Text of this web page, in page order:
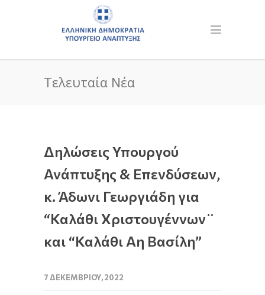
Τελευταία Νέα
Δηλώσεις Υπουργού
Ανάπτυξης & Επενδύσεων,
κ. Άδωνι Γεωργιάδη για
“Καλάθι Χριστουγέννων¨
και “Καλάθι Αη Βασίλη”
7 ΔΕΚΕΜΒΡΊΟΥ, 2022